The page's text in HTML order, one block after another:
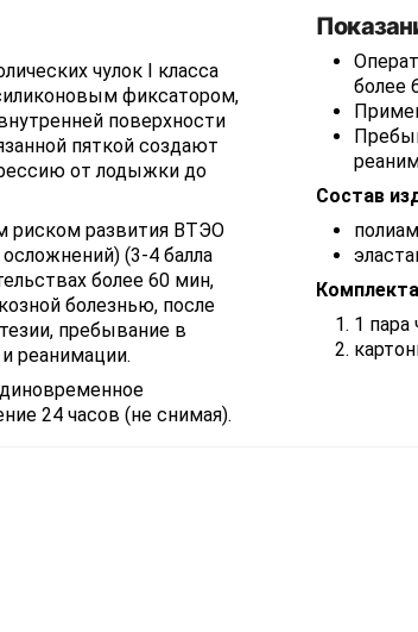
чулок I класса
фиксатором,
поверхности
пяткой создают
от лодыжки до
риском развития ВТЭО
(3-4 балла
более 60 мин,
болезнью, после
пребывание в
реанимации.
24 часов (не снимая).
более
Состав
1 пара